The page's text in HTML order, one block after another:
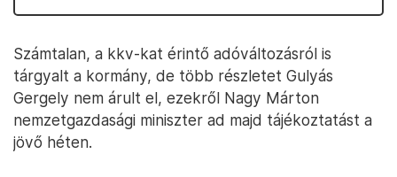
Számtalan, a kkv-kat érintő adóváltozásról is
tárgyalt a kormány, de több részletet Gulyás
Gergely nem árult el, ezekről Nagy Márton
nemzetgazdasági miniszter ad majd tájékoztatást a
jövő héten.